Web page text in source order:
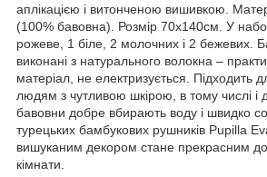
аплікацією і витонченою вишивкою.
(100% бавовна). Розмір 70х140см. У
рожеве, 1 біле, 2 молочних і 2 бежевих.
виконані з натурального волокна –
матеріал, не електризується. Підходить
людям з чутливою шкірою, в тому числі і
бавовни добре вбирають воду і швидко
турецьких бамбукових рушників Pupilla
вишуканим декором стане прекрасним
кімнати.